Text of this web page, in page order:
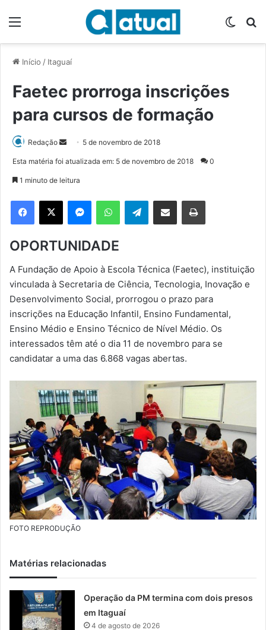
Início / Itaguaí
Faetec prorroga inscrições
para cursos de formação
Redação
d
e
m
e
m
a
i
5 de novembro de 2018
Esta matéria foi atualizada em: 5 de novembro de 2018 0
1 minuto de leitura
Telegram
OPORTUNIDADE
A Fundação de Apoio à Escola Técnica (Faetec), instituição
vinculada à Secretaria de Ciência, Tecnologia, Inovação e
Desenvolvimento Social, prorrogou o prazo para
inscrições na Educação Infantil, Ensino Fundamental,
Ensino Médio e Ensino Técnico de Nível Médio. Os
interessados têm até o dia 11 de novembro para se
candidatar a uma das 6.868 vagas abertas.
FOTO REPRODUÇÃO
Matérias relacionadas
Operação da PM termina com dois presos
em Itaguaí
4 de agosto de 2026